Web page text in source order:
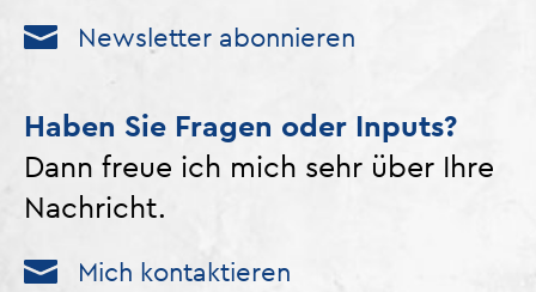
Newsletter abonnieren
Haben Sie Fragen oder Inputs?
Dann freue ich mich sehr über Ihre
Nachricht.
Mich kontaktieren